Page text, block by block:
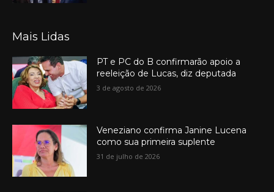
Mais Lidas
PT e PC do B confirmarão apoio a
reeleição de Lucas, diz deputada
3 de agosto de 2026
Veneziano confirma Janine Lucena
como sua primeira suplente
31 de julho de 2026